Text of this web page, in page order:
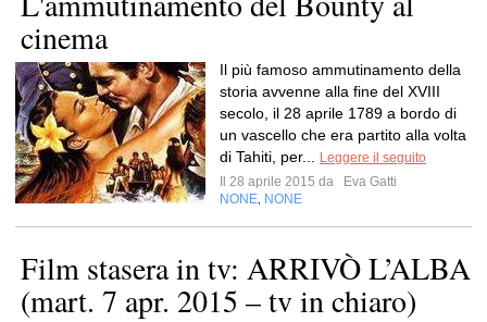
cinema
Il più famoso ammutinamento della
storia avvenne alla fine del XVIII
secolo, il 28 aprile 1789 a bordo di
un vascello che era partito alla volta
di Tahiti, per...
Leggere il seguito
Il 28 aprile 2015 da
Eva Gatti
NONE NONE
Film stasera in tv: ARRIVÒ L’ALBA
(mart. 7 apr. 2015 – tv in chiaro)